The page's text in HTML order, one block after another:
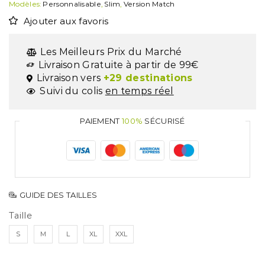
Modèles: Personnalisable, Slim, Version Match
Ajouter aux favoris
Les Meilleurs Prix du Marché
Livraison Gratuite à partir de 99€
Livraison vers +29 destinations
Suivi du colis en temps réel
PAIEMENT100% SÉCURISÉ
GUIDE DES TAILLES
Taille
S M L XL XXL